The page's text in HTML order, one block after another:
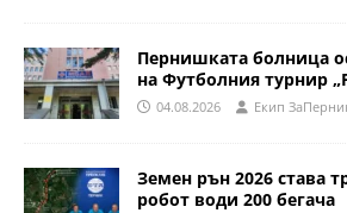
Пернишката болница
на Футболния турнир
04.08.2026 Eкип
Земен рън 2026 става
робот води 200 бегача